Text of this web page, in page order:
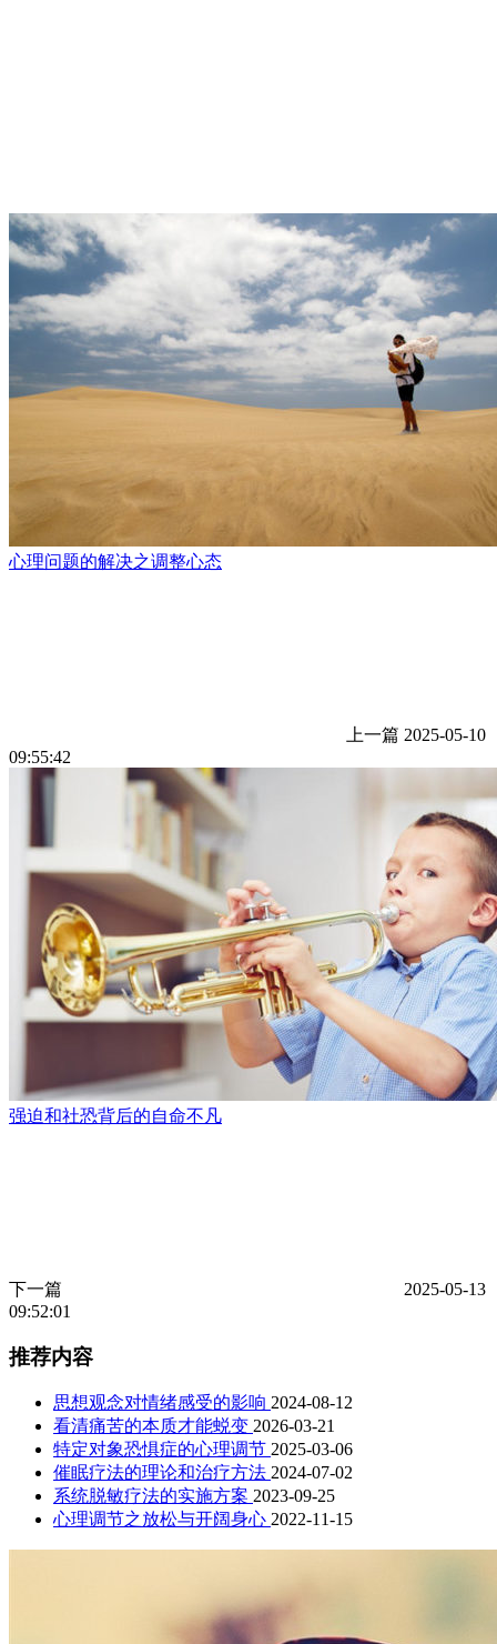
心理问题的解决之调整心态
上一篇 2025-05-10
09:55:42
强迫和社恐背后的自命不凡
下一篇
2025-05-13
09:52:01
推荐内容
思想观念对情绪感受的影响 2024-08-12
看清痛苦的本质才能蜕变 2026-03-21
特定对象恐惧症的心理调节 2025-03-06
催眠疗法的理论和治疗方法 2024-07-02
系统脱敏疗法的实施方案 2023-09-25
心理调节之放松与开阔身心 2022-11-15